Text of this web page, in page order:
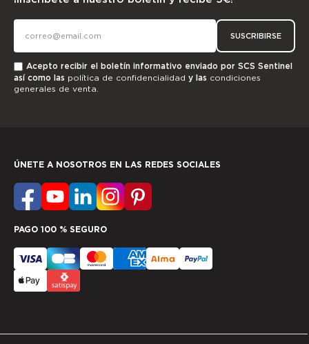
SUSCRIBIRSE
Acepto recibir el boletín informativo enviado por SCS Sentinel
así como las política de confidencialidad y las condiciones
generales de venta.
ÚNETE A NOSOTROS EN LAS REDES SOCIALES
PAGO 100 % SEGURO